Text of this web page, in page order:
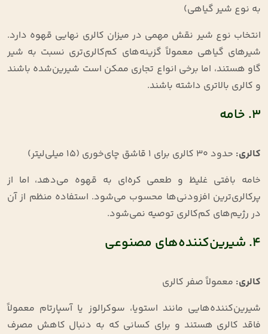
به نوع شیر گیاهی)
انتخاب نوع شیر نقش مهمی در میزان کالری نهایی قهوه دارد.
شیرهای گیاهی معمولاً گزینه‌های کم‌کالری‌تری نسبت به شیر
گاو هستند، اما برخی انواع تجاری ممکن است شیرین‌شده باشند
و کالری بالاتری داشته باشند.
۳. خامه
کالری: حدود ۳۰ کالری برای ۱ قاشق چای‌خوری (۱۵ میلی‌لیتر)
خامه بافتی غلیظ و طعمی کره‌ای به قهوه می‌دهد، اما از
پرکالری‌ترین افزودنی‌ها محسوب می‌شود. استفاده منظم از آن
در رژیم‌های کم‌کالری توصیه نمی‌شود.
۴. شیرین‌کننده‌های مصنوعی
کالری: معمولاً صفر کالری
شیرین‌کننده‌هایی مانند استویا، سوکرالوز یا آسپارتام معمولاً
فاقد کالری هستند و برای کسانی که به دنبال کاهش مصرف